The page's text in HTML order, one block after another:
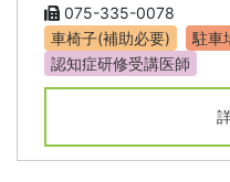
075-335-0078
車椅子(補助必要)
駐車
認知症研修受講医師